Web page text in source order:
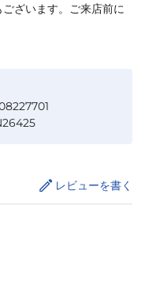
ざいます。ご来店前に
レビューを書く